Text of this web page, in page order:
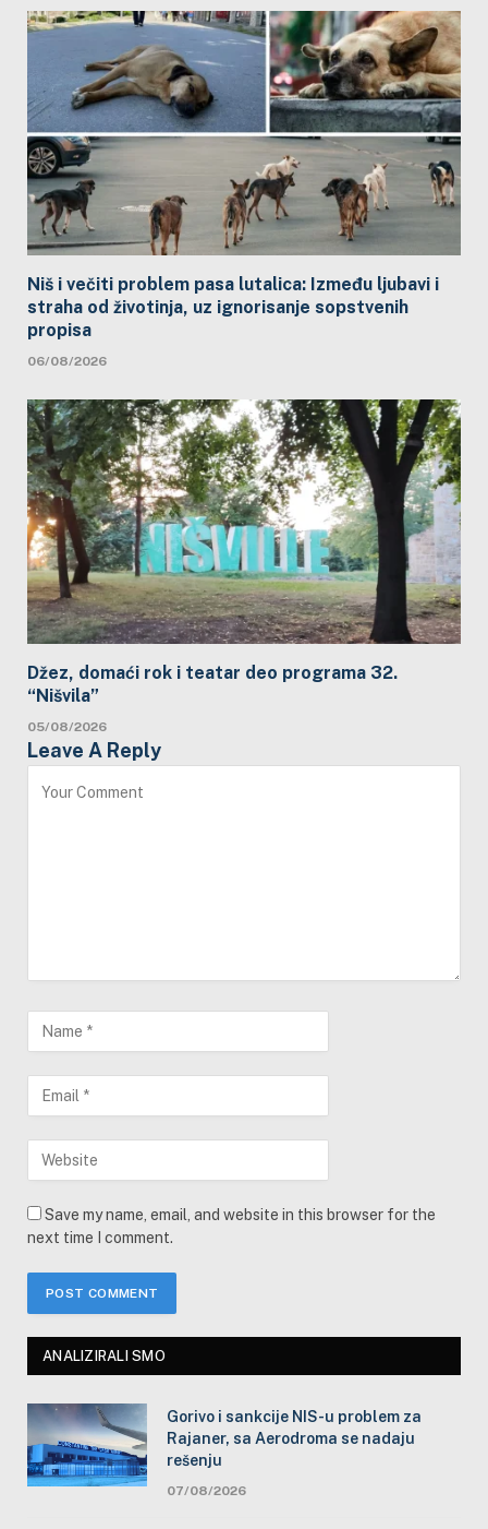
Niš i večiti problem pasa lutalica: Između ljubavi i
straha od životinja, uz ignorisanje sopstvenih
propisa
06/08/2026
Džez, domaći rok i teatar deo programa 32.
“Nišvila”
05/08/2026
Leave A Reply
Save my name, email, and website in this browser for the
next time I comment.
ANALIZIRALI SMO
Gorivo i sankcije NIS-u problem za
Rajaner, sa Aerodroma se nadaju
rešenju
07/08/2026